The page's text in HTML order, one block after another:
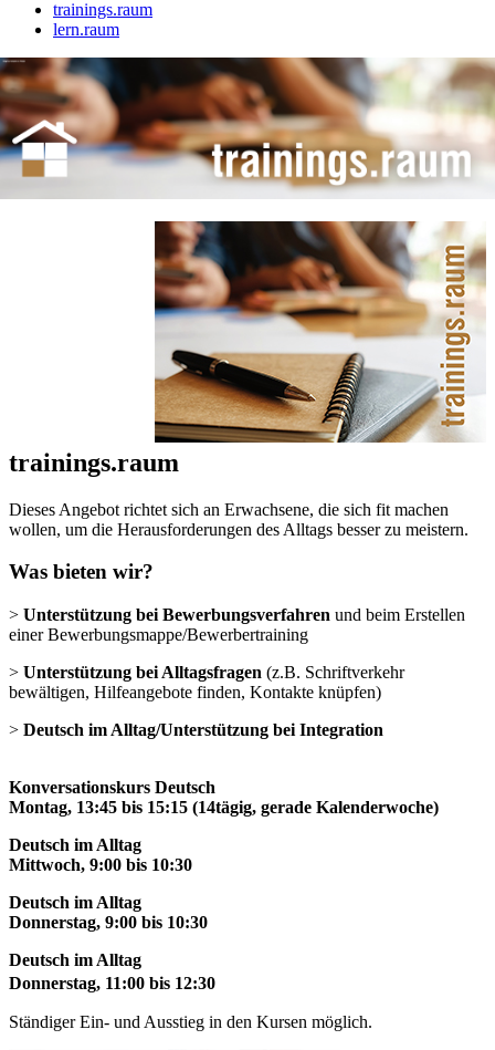
trainings.raum
lern.raum
trainings.raum
Dieses Angebot richtet sich an Erwachsene, die sich fit machen
wollen, um die Herausforderungen des Alltags besser zu meistern.
Was bieten wir?
> Unterstützung bei Bewerbungsverfahren und beim Erstellen
einer Bewerbungsmappe/Bewerbertraining
> Unterstützung bei Alltagsfragen (z.B. Schriftverkehr
bewältigen, Hilfeangebote finden, Kontakte knüpfen)
> Deutsch im Alltag/Unterstützung bei Integration
Konversationskurs Deutsch
Montag, 13:45 bis 15:15 (14tägig, gerade Kalenderwoche)
Deutsch im Alltag
Mittwoch, 9:00 bis 10:30
Deutsch im Alltag
Donnerstag, 9:00 bis 10:30
Deutsch im Alltag
Donnerstag, 11:00 bis 12:30
Ständiger Ein- und Ausstieg in den Kursen möglich.